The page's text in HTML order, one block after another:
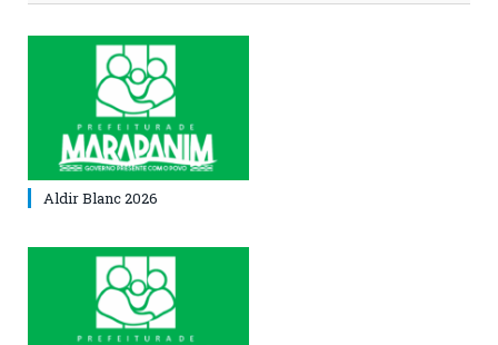
Aldir Blanc 2026